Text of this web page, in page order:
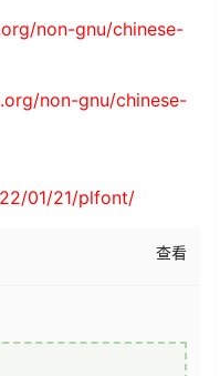
non-gnu/chinese-
non-gnu/chinese-
01/21/plfont/
查看